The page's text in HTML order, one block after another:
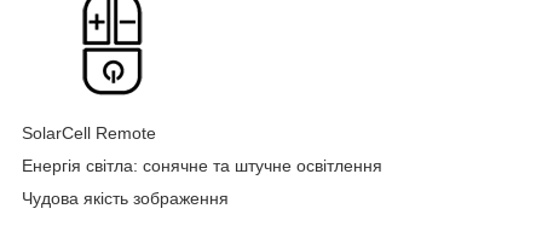
SolarCell Remote
Енергія світла: сонячне та штучне освітлення
Чудова якість зображення